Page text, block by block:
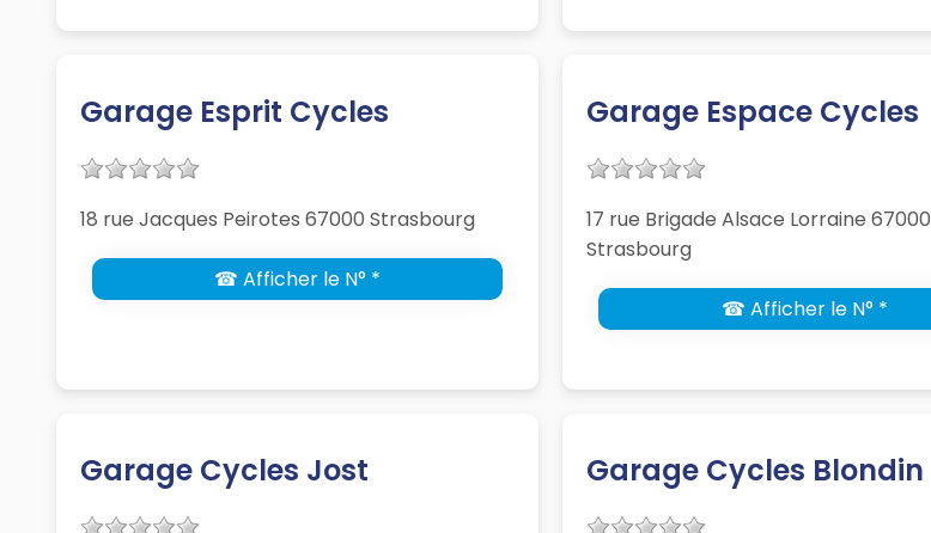
Garage Esprit Cycles
18 rue Jacques Peirotes 67000 Strasbourg
☎ Afficher le N° *
Garage Espace Cycles
17 rue Brigade Alsace Lorraine 67000
Strasbourg
☎ Afficher le N° *
Garage Cycles Jost Garage Cycles Blondin